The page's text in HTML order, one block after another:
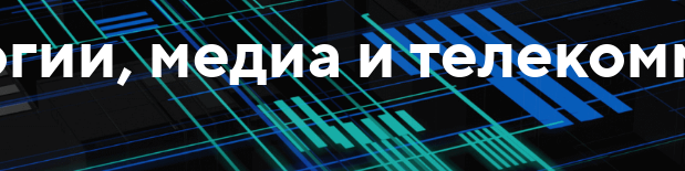
медиа и